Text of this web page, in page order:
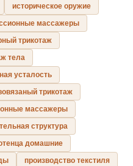
историческое оружие
массажеры
трикотаж
тела
усталость
трикотаж
массажеры
структура
домашние
производство текстиля